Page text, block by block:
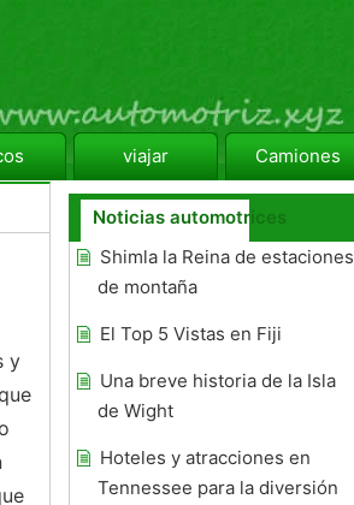
viajar Camiones
y
Noticias automotrices
Shimla la Reina de estaciones
de montaña
El Top 5 Vistas en Fiji
Una breve historia de la Isla
de Wight
Hoteles y atracciones en
Tennessee para la diversión